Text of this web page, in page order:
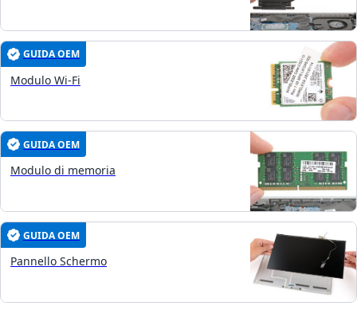
GUIDA OEM
Modulo Wi-Fi
GUIDA OEM
Modulo di memoria
GUIDA OEM
Pannello Schermo